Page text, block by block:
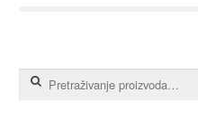
Pretraga za: